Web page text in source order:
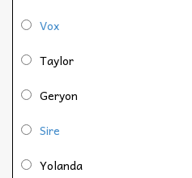
Vox
Taylor
Geryon
Sire
Yolanda